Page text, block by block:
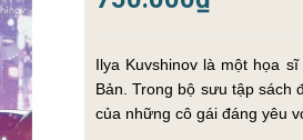
Ilya Kuvshinov là một họa
Bản. Trong bộ sưu tập sách
của những cô gái đáng yêu